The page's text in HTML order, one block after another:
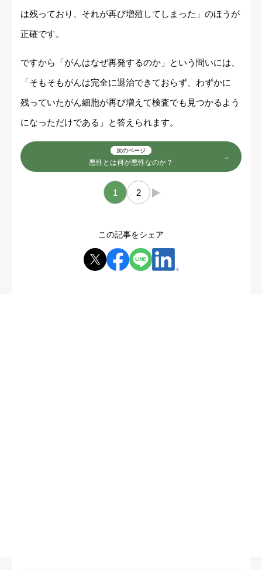
は残っており、それが再び増殖してしまった」のほうが
正確です。
ですから「がんはなぜ再発するのか」という問いには、
「そもそもがんは完全に退治できておらず、わずかに
残っていたがん細胞が再び増えて検査でも見つかるよう
になっただけである」と答えられます。
次のページ
悪性とは何が悪性なのか？
1 2 →
この記事をシェア